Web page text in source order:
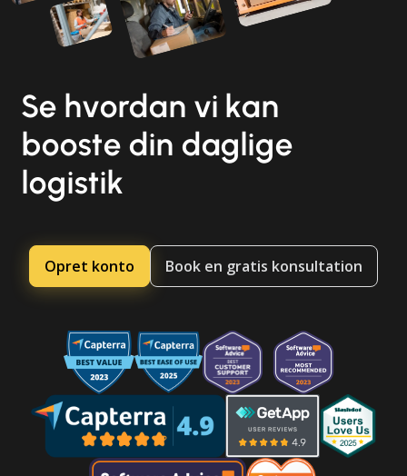
Se hvordan vi kan
booste din daglige
logistik
Opret konto Book en gratis konsultation